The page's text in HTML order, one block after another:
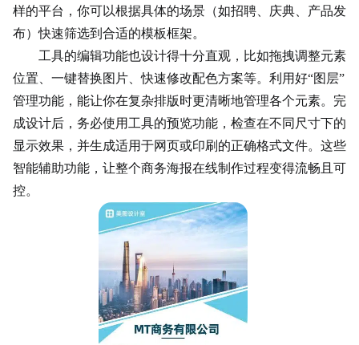
样的平台，你可以根据具体的场景（如招聘、庆典、产品发
布）快速筛选到合适的模板框架。
工具的编辑功能也设计得十分直观，比如拖拽调整元素
位置、一键替换图片、快速修改配色方案等。利用好“图层”
管理功能，能让你在复杂排版时更清晰地管理各个元素。完
成设计后，务必使用工具的预览功能，检查在不同尺寸下的
显示效果，并生成适用于网页或印刷的正确格式文件。这些
智能辅助功能，让整个商务海报在线制作过程变得流畅且可
控。